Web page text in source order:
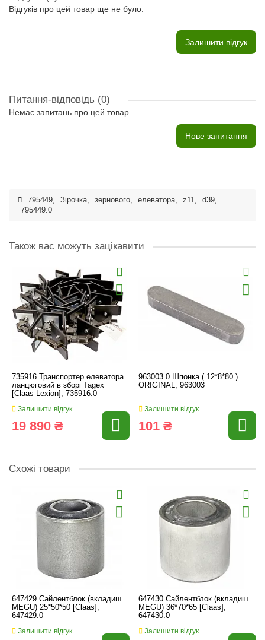
Відгуків про цей товар ще не було.
Залишити відгук
Питання-відповідь (0)
Немає запитань про цей товар.
Нове запитання
795449, Зірочка, зернового, елеватора, z11, d39,
795449.0
Також вас можуть зацікавити
735916 Транспортер елеватора
ланцюговий в зборі Tagex
[Claas Lexion], 735916.0
Залишити відгук
19 890 ₴
963003.0 Шпонка ( 12*8*80 )
ORIGINAL, 963003
Залишити відгук
101 ₴
Схожі товари
647429 Сайлентблок (вкладиш
MEGU) 25*50*50 [Claas],
647429.0
Залишити відгук
647430 Сайлентблок (вкладиш
MEGU) 36*70*65 [Claas],
647430.0
Залишити відгук